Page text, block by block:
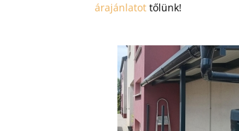
árajánlatot tőlünk!